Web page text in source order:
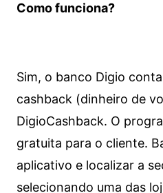
Como funciona?
Sim, o banco Digio
cashback (dinheiro de
DigioCashback. O
gratuita para o cliente.
aplicativo e localizar a
selecionando uma das